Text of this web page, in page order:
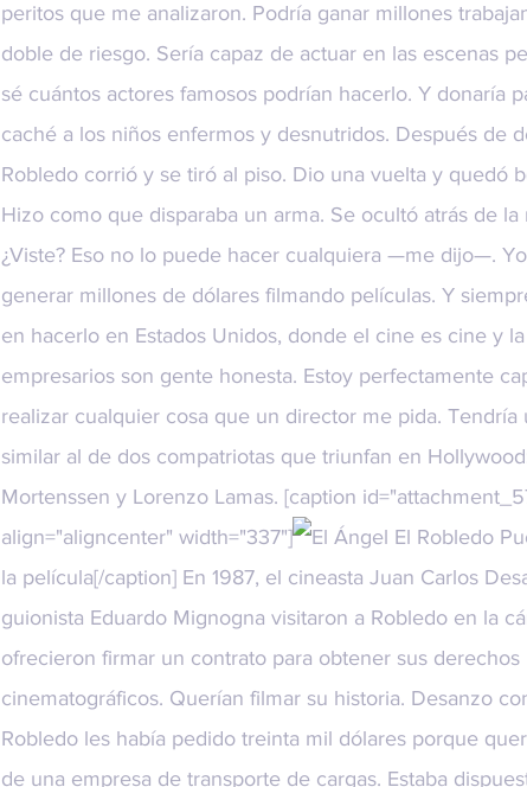
peritos que me analizaron. Podría ganar millones
doble de riesgo. Sería capaz de actuar en las escenas
sé cuántos actores famosos podrían hacerlo. Y donaría
caché a los niños enfermos y desnutridos. Después de
Robledo corrió y se tiró al piso. Dio una vuelta y quedó
Hizo como que disparaba un arma. Se ocultó atrás de
¿Viste? Eso no lo puede hacer cualquiera —me dijo—.
generar millones de dólares filmando películas. Y
en hacerlo en Estados Unidos, donde el cine es cine y
empresarios son gente honesta. Estoy perfectamente
realizar cualquier cosa que un director me pida. Tendría
similar al de dos compatriotas que triunfan en
Mortenssen y Lorenzo Lamas. [caption
align="aligncenter" width="337"]
El Robledo
la película[/caption] En 1987, el cineasta Juan Carlos
guionista Eduardo Mignogna visitaron a Robledo en la
ofrecieron firmar un contrato para obtener sus derechos
cinematográficos. Querían filmar su historia. Desanzo
Robledo les había pedido treinta mil dólares porque
de una empresa de transporte de cargas. Estaba